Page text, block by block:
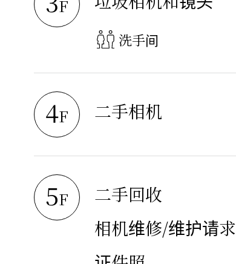
F
洗手间
4F 二手相机
5F
二手回收
相机维修/维护请求